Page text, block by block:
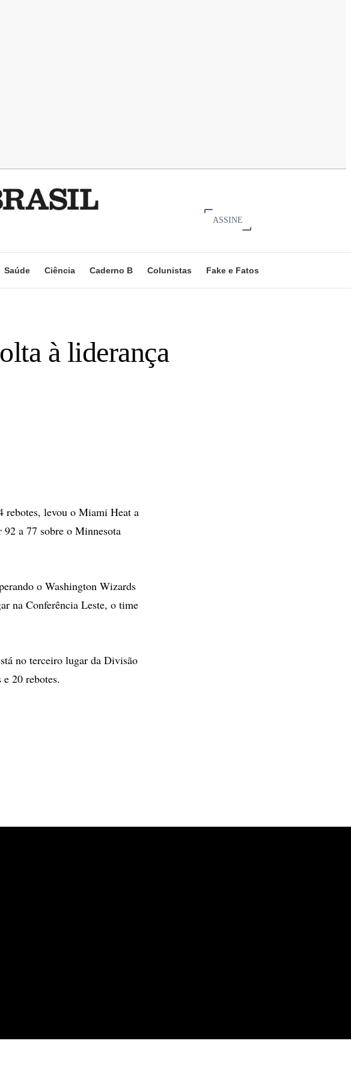
ASSINE
Saúde Ciência Caderno B Colunistas Fake e Fatos
à liderança
levou o Miami Heat a
a 77 sobre o Minnesota
o Washington Wizards
na Conferência Leste, o time
no terceiro lugar da Divisão
20 rebotes.